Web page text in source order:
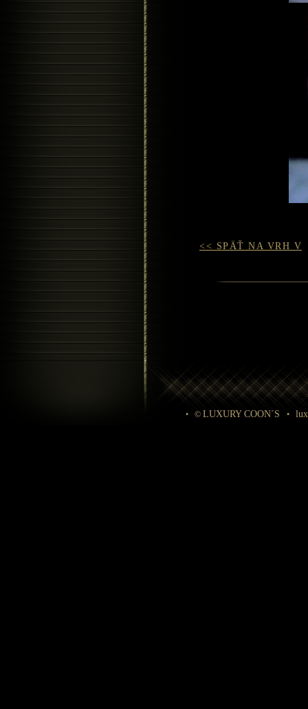
<< SPÄŤ NA VRH V
• © LUXURY COON´S •